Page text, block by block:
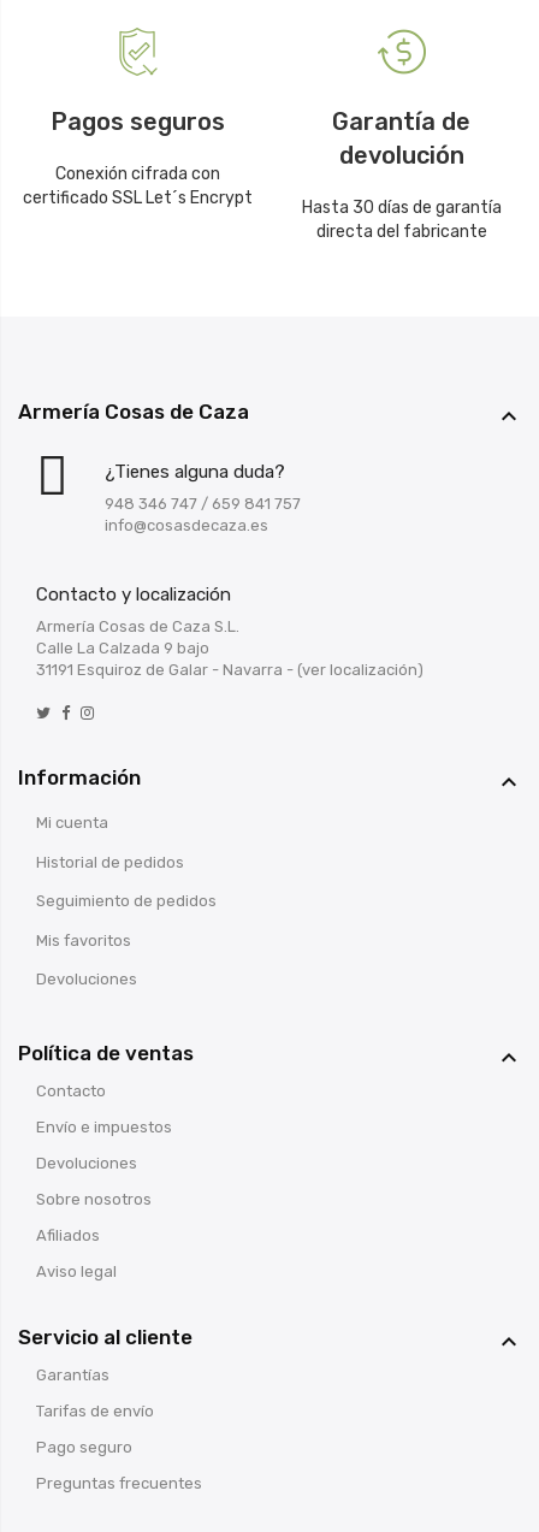
Pagos seguros
Conexión cifrada con
certificado SSL Let´s Encrypt
Garantía de
devolución
Hasta 30 días de garantía
directa del fabricante
Armería Cosas de Caza 
¿Tienes alguna duda?
948 346 747 / 659 841 757
info@cosasdecaza.es
Contacto y localización
Armería Cosas de Caza S.L.
Calle La Calzada 9 bajo
31191 Esquiroz de Galar - Navarra - (ver localización)
Información 
Mi cuenta
Historial de pedidos
Seguimiento de pedidos
Mis favoritos
Devoluciones
Política de ventas 
Contacto
Envío e impuestos
Devoluciones
Sobre nosotros
Afiliados
Aviso legal
Servicio al cliente 
Garantías
Tarifas de envío
Pago seguro
Preguntas frecuentes